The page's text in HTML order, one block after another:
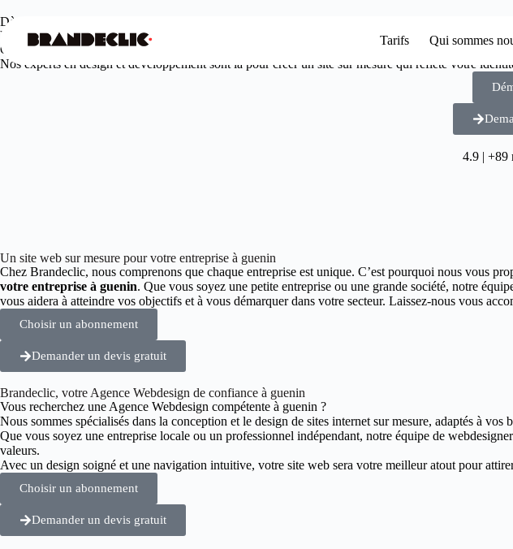
Tarifs Qui sommes
Dès
Votre agence web design à guenin
Offrez à votre entreprise une présence en ligne unique et engageante.
Nos experts en design et développement sont là pour créer un site sur mesure qui reflète votre
4.9 | +89
Un site web sur mesure pour votre entreprise à guenin
Chez Brandeclic, nous comprenons que chaque entreprise est unique. C’est pourquoi nous vous
votre entreprise à guenin. Que vous soyez une petite entreprise ou une grande société, notre
vous aidera à atteindre vos objectifs et à vous démarquer dans votre secteur. Laissez-nous vous
Choisir un abonnement
Demander un devis gratuit
Brandeclic, votre Agence Webdesign de confiance à guenin
Vous recherchez une Agence Webdesign compétente à guenin ?
Nous sommes spécialisés dans la conception et le design de sites internet sur mesure, adaptés à vos
Que vous soyez une entreprise locale ou un professionnel indépendant, notre équipe de
valeurs.
Avec un design soigné et une navigation intuitive, votre site web sera votre meilleur atout pour
Choisir un abonnement
Demander un devis gratuit